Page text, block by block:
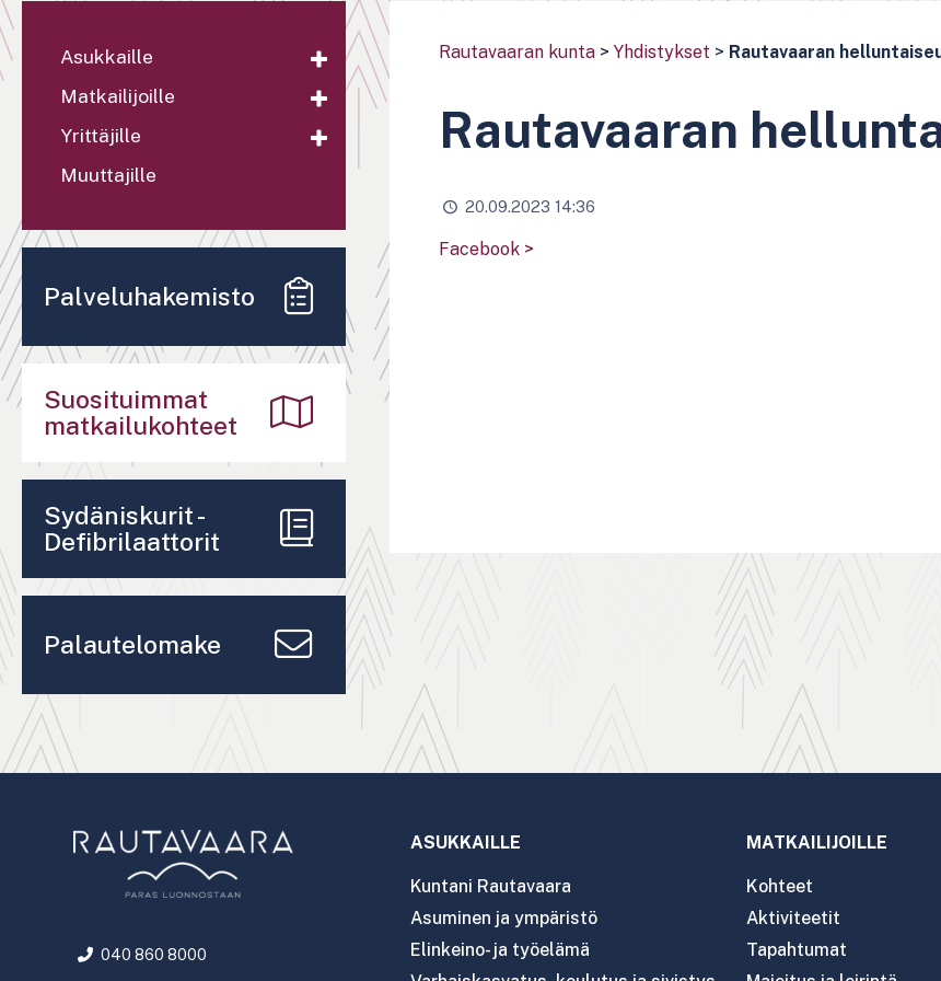
Rautavaaran kunta > Yhdistykset > Rautavaaran
Rautavaaran
20.09.2023 14:36
Facebook >
Asukkaille
Matkailijoille
Yrittäjille
Muuttajille
Palveluhakemisto
Suosituimmat
matkailukohteet
Sydäniskurit -
Defibrilaattorit
Palautelomake
040 860 8000
ASUKKAILLE
Kuntani Rautavaara
Asuminen ja ympäristö
Elinkeino- ja työelämä
MATKAILIJOILLE
Kohteet
Aktiviteetit
Tapahtumat